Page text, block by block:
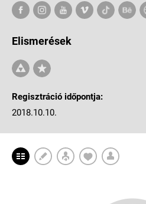
Elismerések
Regisztráció időpontja:
2018.10.10.